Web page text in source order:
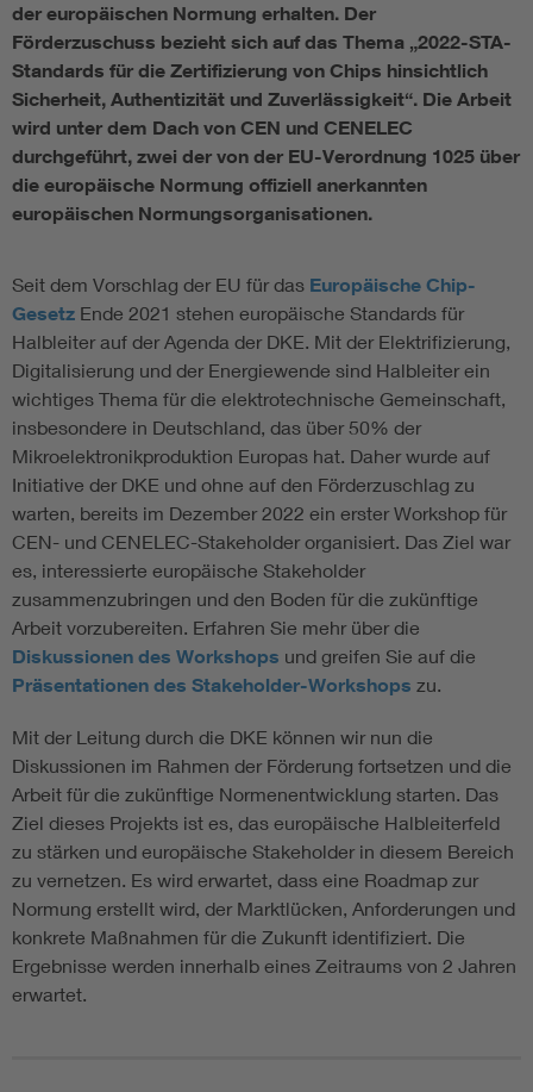
Circular Economy für mehr Ressourceneffizienz
Cybersecurity in der Industrieautomatisierung
DIN VDE 0100 für sichere Elektroinstallationen
der europäischen Normung erhalten. Der
Förderzuschuss bezieht sich auf das Thema „2022-STA-
Standards für die Zertifizierung von Chips hinsichtlich
Sicherheit, Authentizität und Zuverlässigkeit“. Die Arbeit
wird unter dem Dach von CEN und CENELEC
durchgeführt, zwei der von der EU-Verordnung 1025 über
die europäische Normung offiziell anerkannten
europäischen Normungsorganisationen.
Seit dem Vorschlag der EU für das Europäische Chip-
Gesetz Ende 2021 stehen europäische Standards für
Halbleiter auf der Agenda der DKE. Mit der Elektrifizierung,
Digitalisierung und der Energiewende sind Halbleiter ein
wichtiges Thema für die elektrotechnische Gemeinschaft,
insbesondere in Deutschland, das über 50% der
Mikroelektronikproduktion Europas hat. Daher wurde auf
Initiative der DKE und ohne auf den Förderzuschlag zu
warten, bereits im Dezember 2022 ein erster Workshop für
CEN- und CENELEC-Stakeholder organisiert. Das Ziel war
es, interessierte europäische Stakeholder
zusammenzubringen und den Boden für die zukünftige
Arbeit vorzubereiten. Erfahren Sie mehr über die
Diskussionen des Workshops und greifen Sie auf die
Präsentationen des Stakeholder-Workshops zu.
Mit der Leitung durch die DKE können wir nun die
Diskussionen im Rahmen der Förderung fortsetzen und die
Arbeit für die zukünftige Normenentwicklung starten. Das
Ziel dieses Projekts ist es, das europäische Halbleiterfeld
zu stärken und europäische Stakeholder in diesem Bereich
zu vernetzen. Es wird erwartet, dass eine Roadmap zur
Normung erstellt wird, der Marktlücken, Anforderungen und
konkrete Maßnahmen für die Zukunft identifiziert. Die
Ergebnisse werden innerhalb eines Zeitraums von 2 Jahren
erwartet.